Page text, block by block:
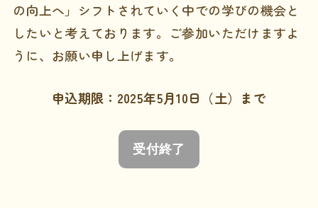
の向上へ」シフトされていく中での学びの機会と
したいと考えております。ご参加いただけますよ
うに、お願い申し上げます。
申込期限：2025年5月10日（土）まで
受付終了